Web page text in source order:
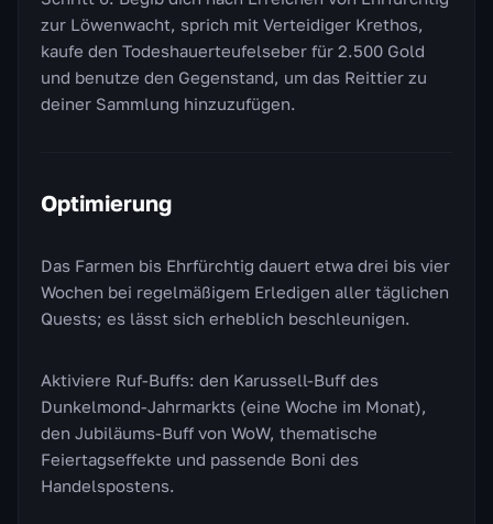
zur Löwenwacht, sprich mit Verteidiger Krethos,
kaufe den Todeshauerteufelseber für 2.500 Gold
und benutze den Gegenstand, um das Reittier zu
deiner Sammlung hinzuzufügen.
Optimierung
Das Farmen bis Ehrfürchtig dauert etwa drei bis vier
Wochen bei regelmäßigem Erledigen aller täglichen
Quests; es lässt sich erheblich beschleunigen.
Aktiviere Ruf-Buffs: den Karussell-Buff des
Dunkelmond-Jahrmarkts (eine Woche im Monat),
den Jubiläums-Buff von WoW, thematische
Feiertagseffekte und passende Boni des
Handelspostens.